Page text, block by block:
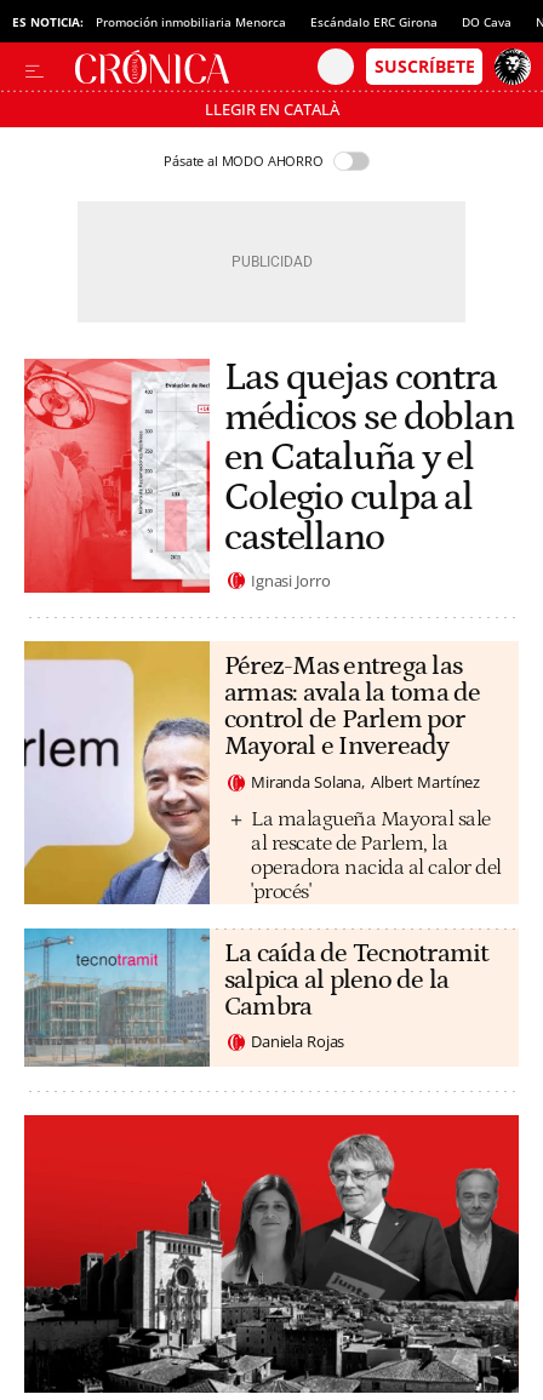
ES NOTICIA: Promoción inmobiliaria Menorca Escándalo ERC Girona DO Cava
LLEGIR EN CATALÀ
Pásate al MODO AHORRO
Las quejas contra
médicos se doblan
en Cataluña y el
Colegio culpa al
castellano
Ignasi Jorro
Pérez-Mas entrega las
armas: avala la toma de
control de Parlem por
Mayoral e Inveready
Miranda Solana Albert Martínez
La malagueña Mayoral sale
al rescate de Parlem, la
operadora nacida al calor del
'procés'
La caída de Tecnotramit
salpica al pleno de la
Cambra
Daniela Rojas